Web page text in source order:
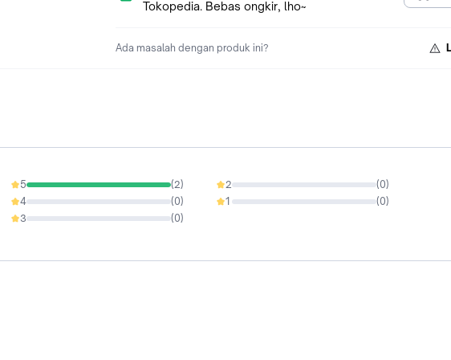
Tokopedia. Bebas ongkir, lho~
Ada masalah dengan produk ini?
5 (2)
100%
4 (0)
0%
3 (0)
0%
2 (0)
0%
1 (0)
0%